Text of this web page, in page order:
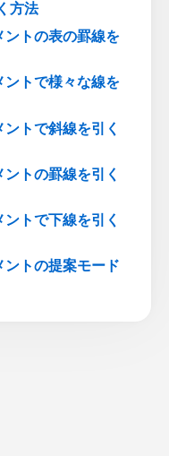
方法
トの表の罫線を
トで様々な線を
トで斜線を引く
トの罫線を引く
トで下線を引く
トの提案モード